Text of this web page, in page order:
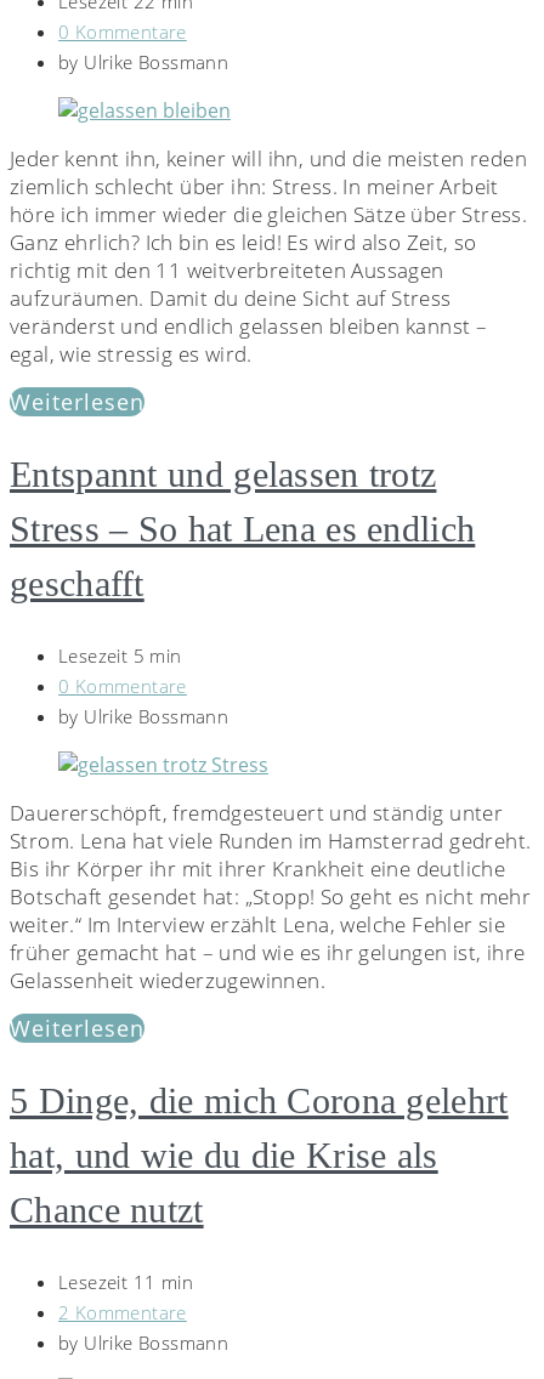
0 Kommentare
by Ulrike Bossmann
Jeder kennt ihn, keiner will ihn, und die meisten reden
ziemlich schlecht über ihn: Stress. In meiner Arbeit
höre ich immer wieder die gleichen Sätze über Stress.
Ganz ehrlich? Ich bin es leid! Es wird also Zeit, so
richtig mit den 11 weitverbreiteten Aussagen
aufzuräumen. Damit du deine Sicht auf Stress
veränderst und endlich gelassen bleiben kannst –
egal, wie stressig es wird.
Weiterlesen
Entspannt und gelassen trotz
Stress – So hat Lena es endlich
geschafft
Lesezeit 5 min
0 Kommentare
by Ulrike Bossmann
Dauererschöpft, fremdgesteuert und ständig unter
Strom. Lena hat viele Runden im Hamsterrad gedreht.
Bis ihr Körper ihr mit ihrer Krankheit eine deutliche
Botschaft gesendet hat: „Stopp! So geht es nicht mehr
weiter.“ Im Interview erzählt Lena, welche Fehler sie
früher gemacht hat – und wie es ihr gelungen ist, ihre
Gelassenheit wiederzugewinnen.
Weiterlesen
5 Dinge, die mich Corona gelehrt
hat, und wie du die Krise als
Chance nutzt
Lesezeit 11 min
2 Kommentare
by Ulrike Bossmann